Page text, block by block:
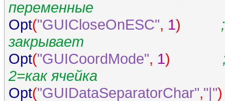
переменные
Opt("GUICloseOnESC", 1)
закрывает
Opt("GUICoordMode", 1)
2=как ячейка
Opt("GUIDataSeparatorChar","|")